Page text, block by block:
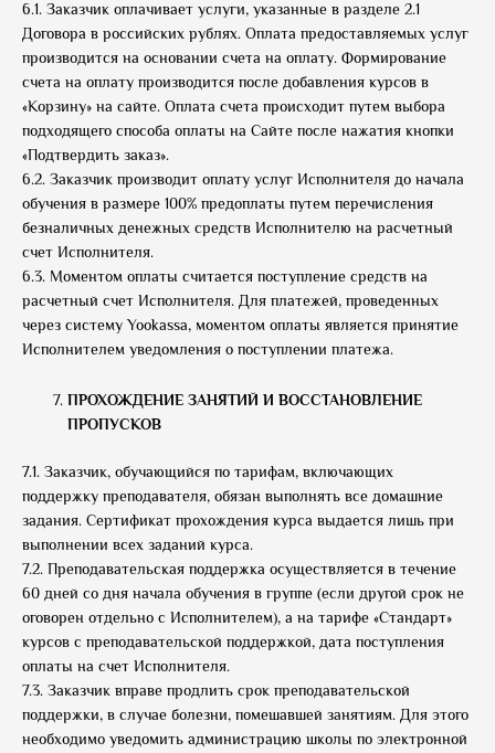
6.1. Заказчик оплачивает услуги, указанные в разделе 2.1
Договора в российских рублях. Оплата предоставляемых услуг
производится на основании счета на оплату. Формирование
счета на оплату производится после добавления курсов в
«Корзину» на сайте. Оплата счета происходит путем выбора
подходящего способа оплаты на Сайте после нажатия кнопки
«Подтвердить заказ».
6.2. Заказчик производит оплату услуг Исполнителя до начала
обучения в размере 100% предоплаты путем перечисления
безналичных денежных средств Исполнителю на расчетный
счет Исполнителя.
6.3. Моментом оплаты считается поступление средств на
расчетный счет Исполнителя. Для платежей, проведенных
через систему Yookassa, моментом оплаты является принятие
Исполнителем уведомления о поступлении платежа.
ПРОХОЖДЕНИЕ ЗАНЯТИЙ И ВОССТАНОВЛЕНИЕ
ПРОПУСКОВ
7.1. Заказчик, обучающийся по тарифам, включающих
поддержку преподавателя, обязан выполнять все домашние
задания. Сертификат прохождения курса выдается лишь при
выполнении всех заданий курса.
7.2. Преподавательская поддержка осуществляется в течение
60 дней со дня начала обучения в группе (если другой срок не
оговорен отдельно с Исполнителем), а на тарифе «Стандарт»
курсов с преподавательской поддержкой, дата поступления
оплаты на счет Исполнителя.
7.3. Заказчик вправе продлить срок преподавательской
поддержки, в случае болезни, помешавшей занятиям. Для этого
необходимо уведомить администрацию школы по электронной